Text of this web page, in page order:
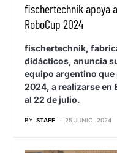
fischertechnik apoya
RoboCup 2024
fischertechnik,
didácticos, anuncia
equipo argentino que
2024, a realizarse en
al 22 de julio.
BY STAFF 25 JUNIO, 2024